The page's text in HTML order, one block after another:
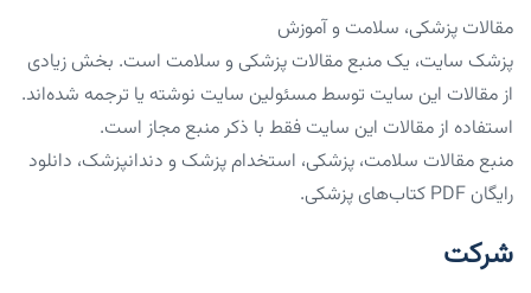
مقالات پزشکی، سلامت و آموزش
پزشک سایت، یک منبع مقالات پزشکی و سلامت است. بخش زیادی
از مقالات این سایت توسط مسئولین سایت نوشته یا ترجمه شده‌اند.
استفاده از مقالات این سایت فقط با ذکر منبع مجاز است.
منبع مقالات سلامت، پزشکی، استخدام پزشک و دندانپزشک، دانلود
رایگان PDF کتاب‌های پزشکی.
شرکت